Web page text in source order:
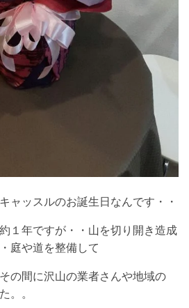
ャッスルのお誕生日なんです・・
１年ですが・・山を切り開き造成
庭や道を整備して
の間に沢山の業者さんや地域の
。。